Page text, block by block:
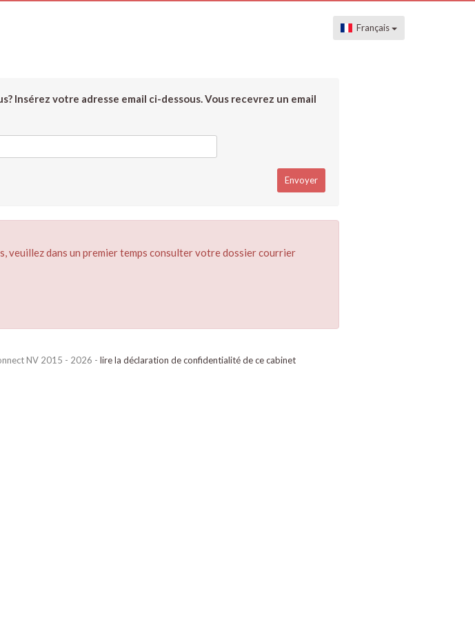
Français
Insérez votre adresse email ci-dessous. Vous recevrez un email
veuillez dans un premier temps consulter votre dossier courrier
NV 2015 - 2026 - lire la déclaration de confidentialité de ce cabinet